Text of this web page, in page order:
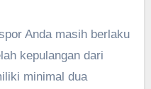
Anda masih berlaku
kepulangan dari
minimal dua